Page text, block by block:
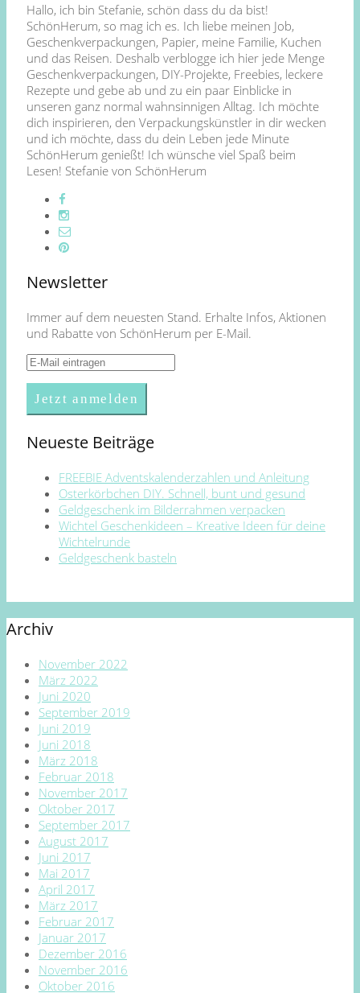
Hallo, ich bin Stefanie, schön dass du da bist!
SchönHerum, so mag ich es. Ich liebe meinen Job,
Geschenkverpackungen, Papier, meine Familie, Kuchen
und das Reisen. Deshalb verblogge ich hier jede Menge
Geschenkverpackungen, DIY-Projekte, Freebies, leckere
Rezepte und gebe ab und zu ein paar Einblicke in
unseren ganz normal wahnsinnigen Alltag. Ich möchte
dich inspirieren, den Verpackungskünstler in dir wecken
und ich möchte, dass du dein Leben jede Minute
SchönHerum genießt! Ich wünsche viel Spaß beim
Lesen! Stefanie von SchönHerum
Newsletter
Immer auf dem neuesten Stand. Erhalte Infos, Aktionen
und Rabatte von SchönHerum per E-Mail.
Neueste Beiträge
FREEBIE Adventskalenderzahlen und Anleitung
Osterkörbchen DIY. Schnell, bunt und gesund
Geldgeschenk im Bilderrahmen verpacken
Wichtel Geschenkideen – Kreative Ideen für deine
Wichtelrunde
Geldgeschenk basteln
Archiv
November 2022
März 2022
Juni 2020
September 2019
Juni 2019
Juni 2018
März 2018
Februar 2018
November 2017
Oktober 2017
September 2017
August 2017
Juni 2017
Mai 2017
April 2017
März 2017
Februar 2017
Januar 2017
Dezember 2016
November 2016
Oktober 2016